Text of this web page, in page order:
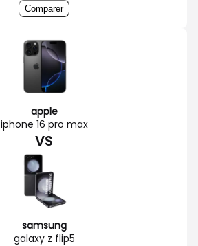
Comparer
apple
iphone 16 pro max
VS
samsung
galaxy z flip5